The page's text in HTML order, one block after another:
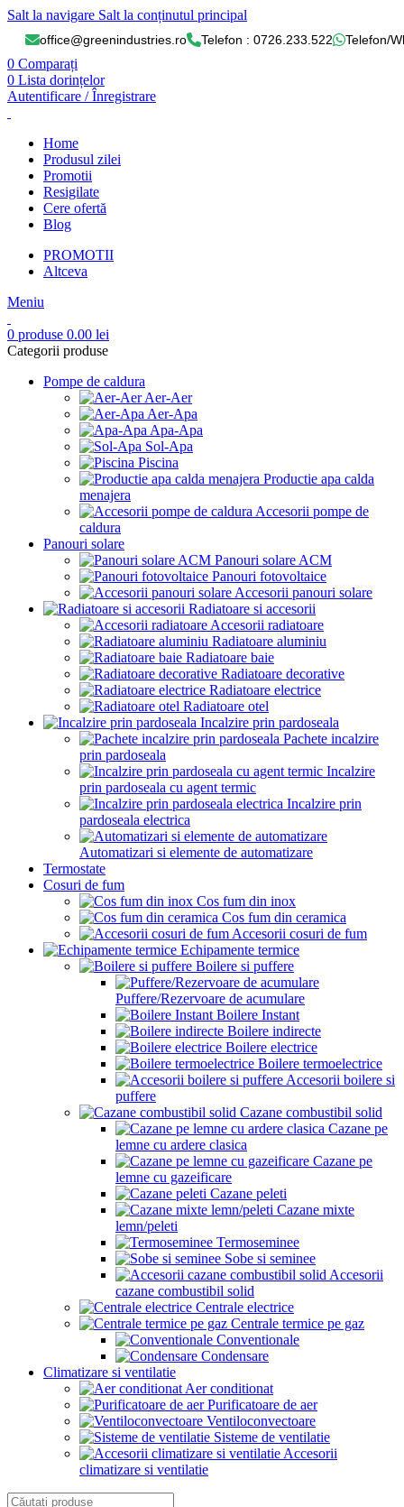
Salt la navigare Salt la conținutul principal
office@greenindustries.ro Telefon : 0726.233.522 Telefon/
0 Comparați
0 Lista dorințelor
Autentificare / Înregistrare
Home
Produsul zilei
Promotii
Resigilate
Cere ofertă
Blog
PROMOTII
Altceva
Meniu
0 produse 0.00 lei
Categorii produse
Pompe de caldura
Aer-Aer
Aer-Apa
Apa-Apa
Sol-Apa
Piscina
Productie apa calda
menajera
Accesorii pompe de
caldura
Panouri solare
Panouri solare ACM
Panouri fotovoltaice
Accesorii panouri solare
Radiatoare si accesorii
Accesorii radiatoare
Radiatoare aluminiu
Radiatoare baie
Radiatoare decorative
Radiatoare electrice
Radiatoare otel
Incalzire prin pardoseala
Pachete incalzire
prin pardoseala
Incalzire
prin pardoseala cu agent termic
Incalzire prin
pardoseala electrica
Automatizari si elemente de automatizare
Termostate
Cosuri de fum
Cos fum din inox
Cos fum din ceramica
Accesorii cosuri de fum
Echipamente termice
Boilere si puffere
Puffere/Rezervoare de acumulare
Boilere Instant
Boilere indirecte
Boilere electrice
Boilere termoelectrice
Accesorii boilere si
puffere
Cazane combustibil solid
Cazane pe
lemne cu ardere clasica
Cazane pe
lemne cu gazeificare
Cazane peleti
Cazane mixte
lemn/peleti
Termoseminee
Sobe si seminee
Accesorii
cazane combustibil solid
Centrale electrice
Centrale termice pe gaz
Conventionale
Condensare
Climatizare si ventilatie
Aer conditionat
Purificatoare de aer
Ventiloconvectoare
Sisteme de ventilatie
Accesorii
climatizare si ventilatie